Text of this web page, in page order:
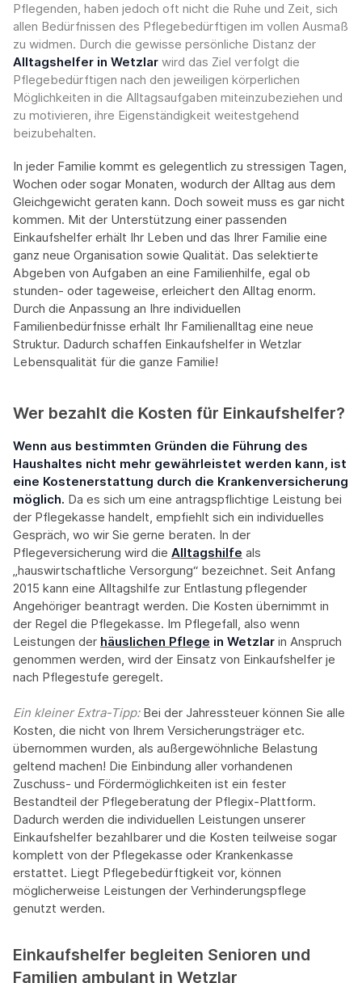
Pflegenden, haben jedoch oft nicht die Ruhe und Zeit, sich
allen Bedürfnissen des Pflegebedürftigen im vollen Ausmaß
zu widmen. Durch die gewisse persönliche Distanz der
Alltagshelfer in Wetzlar wird das Ziel verfolgt die
Pflegebedürftigen nach den jeweiligen körperlichen
Möglichkeiten in die Alltagsaufgaben miteinzubeziehen und
zu motivieren, ihre Eigenständigkeit weitestgehend
beizubehalten.
In jeder Familie kommt es gelegentlich zu stressigen Tagen,
Wochen oder sogar Monaten, wodurch der Alltag aus dem
Gleichgewicht geraten kann. Doch soweit muss es gar nicht
kommen. Mit der Unterstützung einer passenden
Einkaufshelfer erhält Ihr Leben und das Ihrer Familie eine
ganz neue Organisation sowie Qualität. Das selektierte
Abgeben von Aufgaben an eine Familienhilfe, egal ob
stunden- oder tageweise, erleichert den Alltag enorm.
Durch die Anpassung an Ihre individuellen
Familienbedürfnisse erhält Ihr Familienalltag eine neue
Struktur. Dadurch schaffen Einkaufshelfer in Wetzlar
Lebensqualität für die ganze Familie!
Wer bezahlt die Kosten für Einkaufshelfer?
Wenn aus bestimmten Gründen die Führung des
Haushaltes nicht mehr gewährleistet werden kann, ist
eine Kostenerstattung durch die Krankenversicherung
möglich. Da es sich um eine antragspflichtige Leistung bei
der Pflegekasse handelt, empfiehlt sich ein individuelles
Gespräch, wo wir Sie gerne beraten. In der
Pflegeversicherung wird die Alltagshilfe als
„hauswirtschaftliche Versorgung“ bezeichnet. Seit Anfang
2015 kann eine Alltagshilfe zur Entlastung pflegender
Angehöriger beantragt werden. Die Kosten übernimmt in
der Regel die Pflegekasse. Im Pflegefall, also wenn
Leistungen der häuslichen Pflege in Wetzlar in Anspruch
genommen werden, wird der Einsatz von Einkaufshelfer je
nach Pflegestufe geregelt.
Ein kleiner Extra-Tipp:‍ Bei der Jahressteuer können Sie alle
Kosten, die nicht von Ihrem Versicherungsträger etc.
übernommen wurden, als außergewöhnliche Belastung
geltend machen! Die Einbindung aller vorhandenen
Zuschuss- und Fördermöglichkeiten ist ein fester
Bestandteil der Pflegeberatung der Pflegix-Plattform.
Dadurch werden die individuellen Leistungen unserer
Einkaufshelfer bezahlbarer und die Kosten teilweise sogar
komplett von der Pflegekasse oder Krankenkasse
erstattet. Liegt Pflegebedürftigkeit vor, können
möglicherweise Leistungen der Verhinderungspflege
genutzt werden.
Einkaufshelfer begleiten Senioren und
Familien ambulant in Wetzlar